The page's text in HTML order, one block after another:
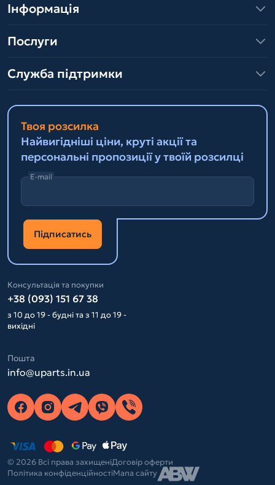
Інформація
Послуги
Служба підтримки
Твоя розсилка
Найвигідніші ціни, круті акції та
персональні пропозиції у твоїй розсилці
E-mail
Підписатись
Консультація та покупки
+38 (093) 151 67 38
з 10 до 19 - будні та з 11 до 19 -
вихідні
Пошта
info@uparts.in.ua
© 2026 Всі права захищеніДоговір оферти
Політика конфіденційностіМапа сайту